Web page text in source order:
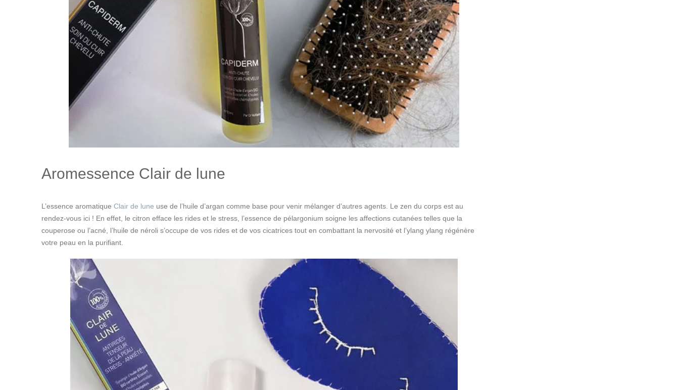
Aromessence Clair de lune
L’essence aromatique Clair de lune use de l’huile d’argan comme base pour venir mélanger d’autres agents. Le zen du corps est au
rendez-vous ici ! En effet, le citron efface les rides et le stress, l’essence de pélargonium soigne les affections cutanées telles que la
couperose ou l’acné, l’huile de néroli s’occupe de vos rides et de vos cicatrices tout en combattant la nervosité et l’ylang ylang régénère
votre peau en la purifiant.